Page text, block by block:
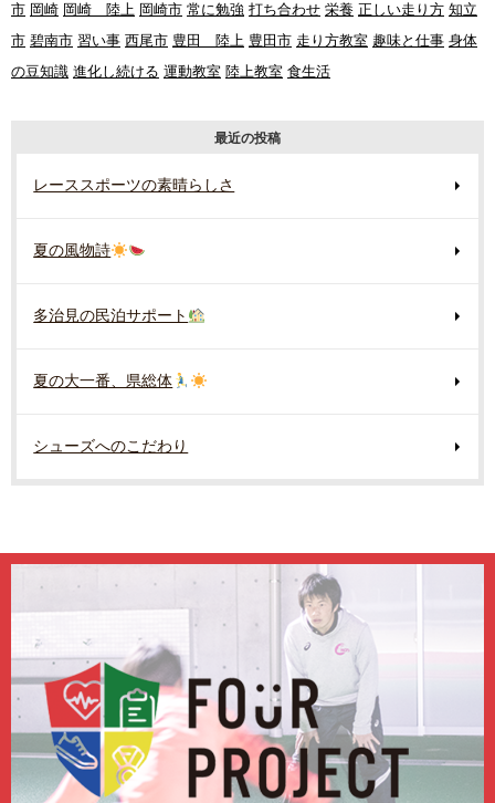
市 岡崎 岡崎 陸上 岡崎市 常に勉強 打ち合わせ 栄養 正しい走り方 知立
市 碧南市 習い事 西尾市 豊田 陸上 豊田市 走り方教室 趣味と仕事 身体
の豆知識 進化し続ける 運動教室 陸上教室 食生活
最近の投稿
レーススポーツの素晴らしさ
夏の風物詩
多治見の民泊サポート
夏の大一番、県総体
シューズへのこだわり